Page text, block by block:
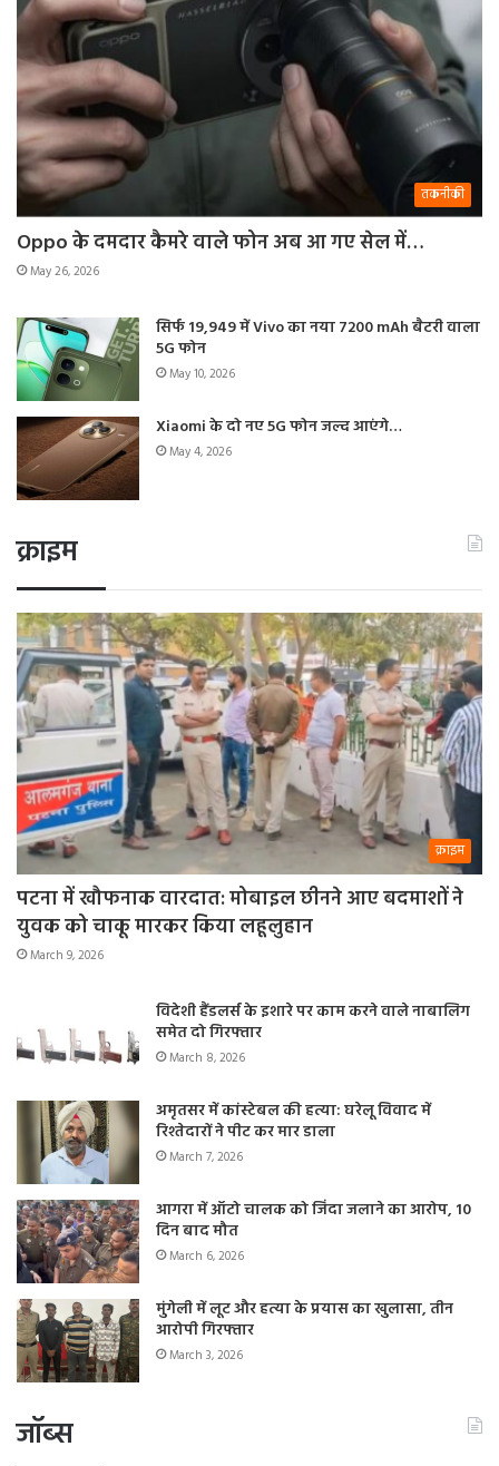
तकनीकी
Oppo के दमदार कैमरे वाले फोन अब आ गए सेल में…
May 26, 2026
सिर्फ 19,949 में Vivo का नया 7200 mAh बैटरी वाला
5G फोन
May 10, 2026
Xiaomi के दो नए 5G फोन जल्द आएंगे…
May 4, 2026
क्राइम
क्राइम
पटना में खौफनाक वारदात: मोबाइल छीनने आए बदमाशों ने
युवक को चाकू मारकर किया लहूलुहान
March 9, 2026
विदेशी हैंडलर्स के इशारे पर काम करने वाले नाबालिग
समेत दो गिरफ्तार
March 8, 2026
अमृतसर में कांस्टेबल की हत्या: घरेलू विवाद में
रिश्तेदारों ने पीट कर मार डाला
March 7, 2026
आगरा में ऑटो चालक को जिंदा जलाने का आरोप, 10
दिन बाद मौत
March 6, 2026
मुंगेली में लूट और हत्या के प्रयास का खुलासा, तीन
आरोपी गिरफ्तार
March 3, 2026
जॉब्स